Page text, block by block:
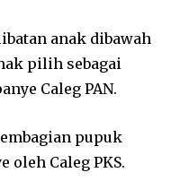
anak dibawah
pilih sebagai
Caleg PAN.
pupuk
oleh Caleg PKS.